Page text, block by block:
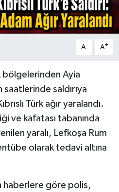
A- A+
bölgelerinden Ayia
saatlerinde saldırıya
Türk ağır yaralandı.
ve kafatası tabanında
yaralı, Lefkoşa Rum
olarak tedavi altına
haberlere göre polis,